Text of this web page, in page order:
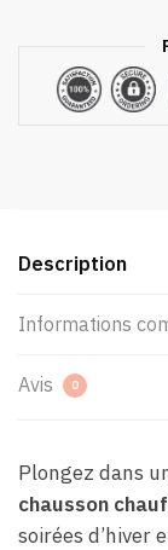
Description
Informations
Avis 0
Plongez dans
chausson
soirées d’hiver